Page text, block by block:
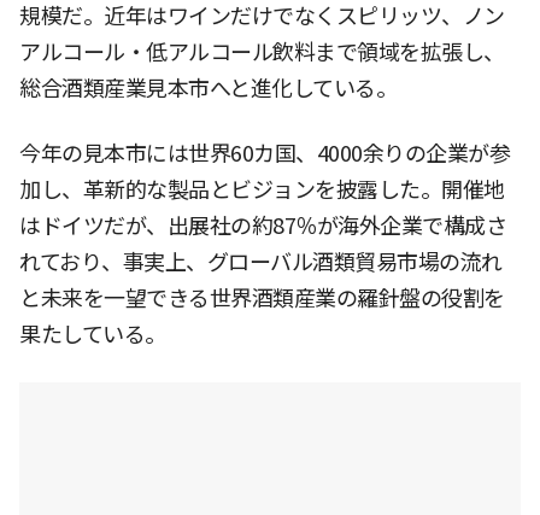
規模だ。近年はワインだけでなくスピリッツ、ノン
アルコール・低アルコール飲料まで領域を拡張し、
総合酒類産業見本市へと進化している。
今年の見本市には世界60カ国、4000余りの企業が参
加し、革新的な製品とビジョンを披露した。開催地
はドイツだが、出展社の約87％が海外企業で構成さ
れており、事実上、グローバル酒類貿易市場の流れ
と未来を一望できる世界酒類産業の羅針盤の役割を
果たしている。